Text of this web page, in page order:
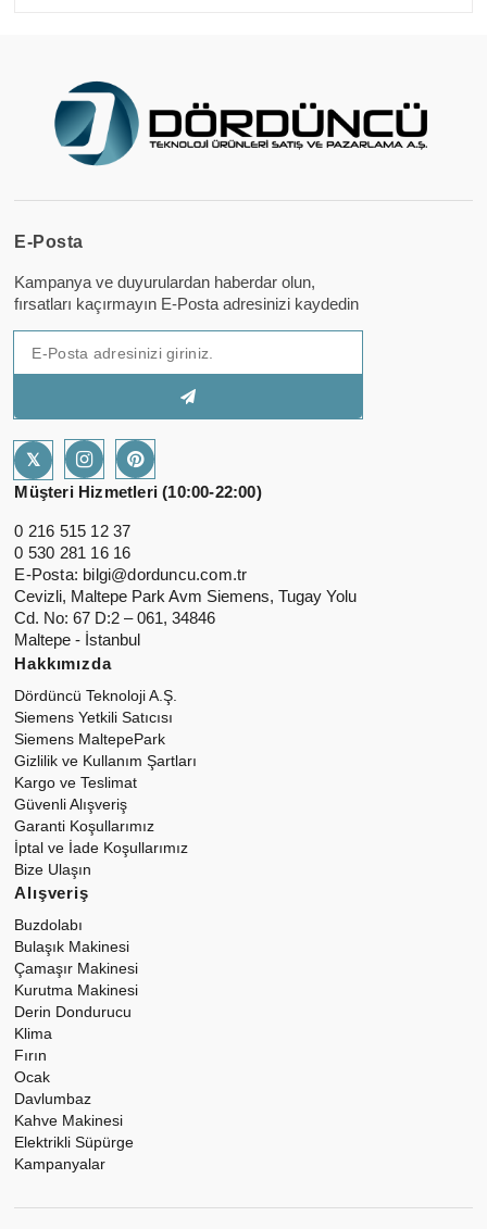
E-Posta
Kampanya ve duyurulardan haberdar olun,
fırsatları kaçırmayın E-Posta adresinizi kaydedin
𝕏
Müşteri Hizmetleri (10:00-22:00)
0 216 515 12 37
0 530 281 16 16
E-Posta: bilgi@dorduncu.com.tr
Cevizli, Maltepe Park Avm Siemens, Tugay Yolu
Cd. No: 67 D:2 – 061, 34846
Maltepe - İstanbul
Hakkımızda
Dördüncü Teknoloji A.Ş.
Siemens Yetkili Satıcısı
Siemens MaltepePark
Gizlilik ve Kullanım Şartları
Kargo ve Teslimat
Güvenli Alışveriş
Garanti Koşullarımız
İptal ve İade Koşullarımız
Bize Ulaşın
Alışveriş
Buzdolabı
Bulaşık Makinesi
Çamaşır Makinesi
Kurutma Makinesi
Derin Dondurucu
Klima
Fırın
Ocak
Davlumbaz
Kahve Makinesi
Elektrikli Süpürge
Kampanyalar